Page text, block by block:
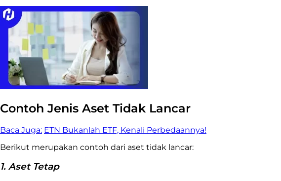
Contoh Jenis Aset Tidak Lancar
Baca Juga: ETN Bukanlah ETF, Kenali Perbedaannya!
Berikut merupakan contoh dari aset tidak lancar:
1. Aset Tetap